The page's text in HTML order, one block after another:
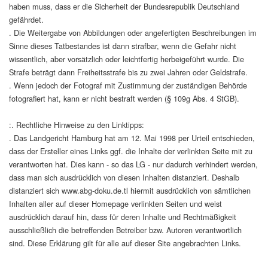
haben muss, dass er die Sicherheit der Bundesrepublik Deutschland
gefährdet.
. Die Weitergabe von Abbildungen oder angefertigten Beschreibungen im
Sinne dieses Tatbestandes ist dann strafbar, wenn die Gefahr nicht
wissentlich, aber vorsätzlich oder leichtfertig herbeigeführt wurde. Die
Strafe beträgt dann Freiheitsstrafe bis zu zwei Jahren oder Geldstrafe.
. Wenn jedoch der Fotograf mit Zustimmung der zuständigen Behörde
fotografiert hat, kann er nicht bestraft werden (§ 109g Abs. 4 StGB).
:. Rechtliche Hinweise zu den Linktipps:
. Das Landgericht Hamburg hat am 12. Mai 1998 per Urteil entschieden,
dass der Ersteller eines Links ggf. die Inhalte der verlinkten Seite mit zu
verantworten hat. Dies kann - so das LG - nur dadurch verhindert werden,
dass man sich ausdrücklich von diesen Inhalten distanziert. Deshalb
distanziert sich www.abg-doku.de.tl hiermit ausdrücklich von sämtlichen
Inhalten aller auf dieser Homepage verlinkten Seiten und weist
ausdrücklich darauf hin, dass für deren Inhalte und Rechtmäßigkeit
ausschließlich die betreffenden Betreiber bzw. Autoren verantwortlich
sind. Diese Erklärung gilt für alle auf dieser Site angebrachten Links.